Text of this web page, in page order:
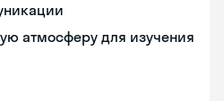
атмосферу для изучения